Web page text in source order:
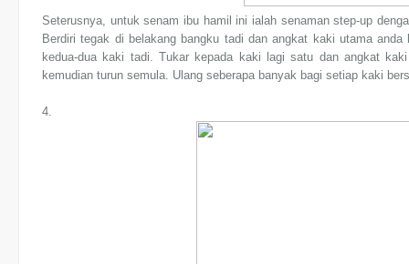
Seterusnya, untuk senam ibu hamil ini ialah senaman step-up
Berdiri tegak di belakang bangku tadi dan angkat kaki utama
kedua-dua kaki tadi. Tukar kepada kaki lagi satu dan angkat
kemudian turun semula. Ulang seberapa banyak bagi setiap kaki
4.